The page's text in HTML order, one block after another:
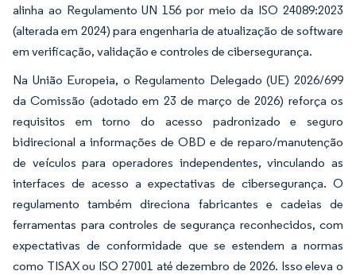
alinha ao Regulamento UN 156 por meio da ISO 24089:2023
(alterada em 2024) para engenharia de atualização de software
em verificação, validação e controles de cibersegurança.
Na União Europeia, o Regulamento Delegado (UE) 2026/699
da Comissão (adotado em 23 de março de 2026) reforça os
requisitos em torno do acesso padronizado e seguro
bidirecional a informações de OBD e de reparo/manutenção
de veículos para operadores independentes, vinculando as
interfaces de acesso a expectativas de cibersegurança. O
regulamento também direciona fabricantes e cadeias de
ferramentas para controles de segurança reconhecidos, com
expectativas de conformidade que se estendem a normas
como TISAX ou ISO 27001 até dezembro de 2026. Isso eleva o